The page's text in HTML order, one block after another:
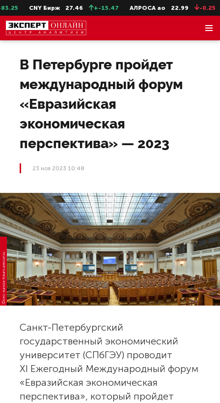
CNY Бирж 27.46 +-15.47 АЛРОСА ао 22.99 -0.25
В Петербурге пройдет
международный форум
«Евразийская
экономическая
перспектива» — 2023
23 ноя 2023 10:48
Фото: eurasia-forum.unecon.ru
Санкт-Петербургский
государственный экономический
университет (СПбГЭУ) проводит
XI Ежегодный Международный форум
«Евразийская экономическая
перспектива», который пройдет